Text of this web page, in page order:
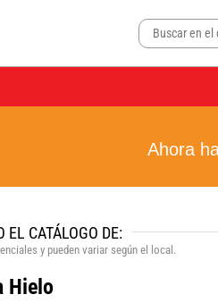
Ahora
EL CATÁLOGO DE:
y pueden variar según el local.
Hielo